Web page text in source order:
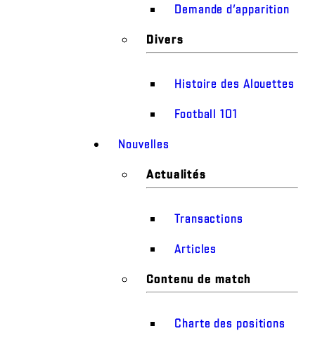
Demande d’apparition
Divers
Histoire des Alouettes
Football 101
Nouvelles
Actualités
Transactions
Articles
Contenu de match
Charte des positions